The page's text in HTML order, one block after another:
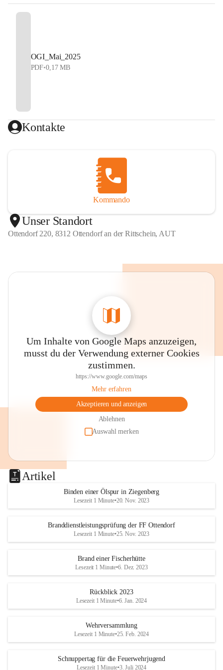
OGI_Mai_2025
PDF•0,17 MB
Kontakte
Kommando
Unser Standort
Ottendorf 220, 8312 Ottendorf an der Rittschein, AUT
Um Inhalte von Google Maps anzuzeigen,
musst du der Verwendung externer Cookies
zustimmen.
https://www.google.com/maps
Mehr erfahren
Akzeptieren und anzeigen
Ablehnen
Auswahl merken
Artikel
Binden einer Ölspur in Ziegenberg
Lesezeit 1 Minute•20. Nov. 2023
Branddienstleistungsprüfung der FF Ottendorf
Lesezeit 1 Minute•25. Nov. 2023
Brand einer Fischerhütte
Lesezeit 1 Minute•6. Dez. 2023
Rückblick 2023
Lesezeit 1 Minute•6. Jan. 2024
Wehrversammlung
Lesezeit 1 Minute•25. Feb. 2024
Schnuppertag für die Feuerwehrjugend
Lesezeit 1 Minute•3. Juli 2024